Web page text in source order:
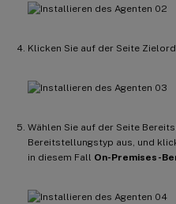
Klicken Sie auf der Seite
Wählen Sie auf der Seite
Bereitstellungstyp aus, und
in diesem Fall On-Premises-